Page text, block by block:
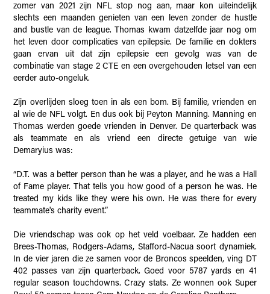
zomer van 2021 zijn NFL stop nog aan, maar kon uiteindelijk
slechts een maanden genieten van een leven zonder de hustle
and bustle van de league. Thomas kwam datzelfde jaar nog om
het leven door complicaties van epilepsie. De familie en dokters
gaan ervan uit dat zijn epilepsie een gevolg was van de
combinatie van stage 2 CTE en een overgehouden letsel van een
eerder auto-ongeluk.
Zijn overlijden sloeg toen in als een bom. Bij familie, vrienden en
al wie de NFL volgt. En dus ook bij Peyton Manning. Manning en
Thomas werden goede vrienden in Denver. De quarterback was
als teammate en als vriend een directe getuige van wie
Demaryius was:
“D.T. was a better person than he was a player, and he was a Hall
of Fame player. That tells you how good of a person he was. He
treated my kids like they were his own. He was there for every
teammate's charity event.”
Die vriendschap was ook op het veld voelbaar. Ze hadden een
Brees-Thomas, Rodgers-Adams, Stafford-Nacua soort dynamiek.
In de vier jaren die ze samen voor de Broncos speelden, ving DT
402 passes van zijn quarterback. Goed voor 5787 yards en 41
regular season touchdowns. Crazy stats. Ze wonnen ook Super